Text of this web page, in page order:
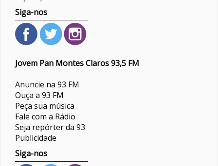
Siga-nos
Jovem Pan Montes Claros 93,5 FM
Anuncie na 93 FM
Ouça a 93 FM
Peça sua música
Fale com a Rádio
Seja repórter da 93
Publicidade
Siga-nos